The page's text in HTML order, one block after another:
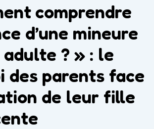
comprendre
d’une mineure
? » : le
des parents face
de leur fille